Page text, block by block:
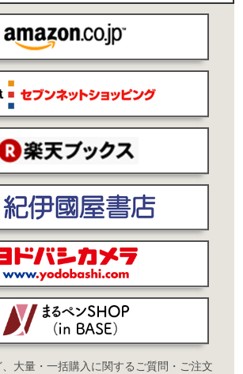
大量・一括購入に関するご質問・ご注文